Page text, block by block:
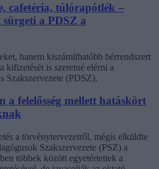
cafetéria, túlórapótlék –
sürgeti a PDSZ a
hanem kiszámíthatóbb bérrendszert
kifizetését is szeretné elérni a
Szakszervezete (PDSZ).
a felelősség mellett hatáskört
a törvénytervezetről, mégis elküldte
Szakszervezete (PSZ) a
többek között egyetértettek a